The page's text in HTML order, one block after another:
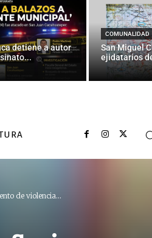
detiene a autor
COMUNALIDAD
San Miguel
ejidatarios
de violencia...